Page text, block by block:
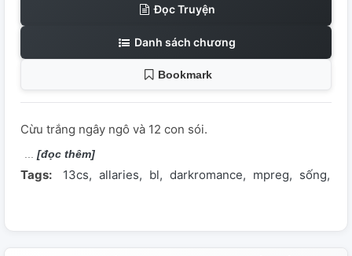
Đọc Truyện
Danh sách chương
Bookmark
Cừu trắng ngây ngô và 12 con sói.
[đọc thêm]
Tags: 13cs allaries bl darkromance mpreg sống